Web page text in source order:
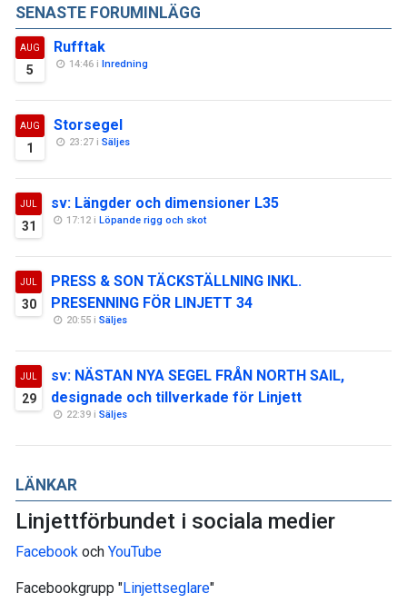
SENASTE FORUMINLÄGG
AUG
5
Rufftak
14:46 iInredning
AUG
1
Storsegel
23:27 iSäljes
JUL
31
sv: Längder och dimensioner L35
17:12 iLöpande rigg och skot
JUL
30
PRESS & SON TÄCKSTÄLLNING INKL.
PRESENNING FÖR LINJETT 34
20:55 iSäljes
JUL
29
sv: NÄSTAN NYA SEGEL FRÅN NORTH SAIL,
designade och tillverkade för Linjett
22:39 iSäljes
LÄNKAR
Linjettförbundet i sociala medier
Facebook och YouTube
Facebookgrupp "Linjettseglare"